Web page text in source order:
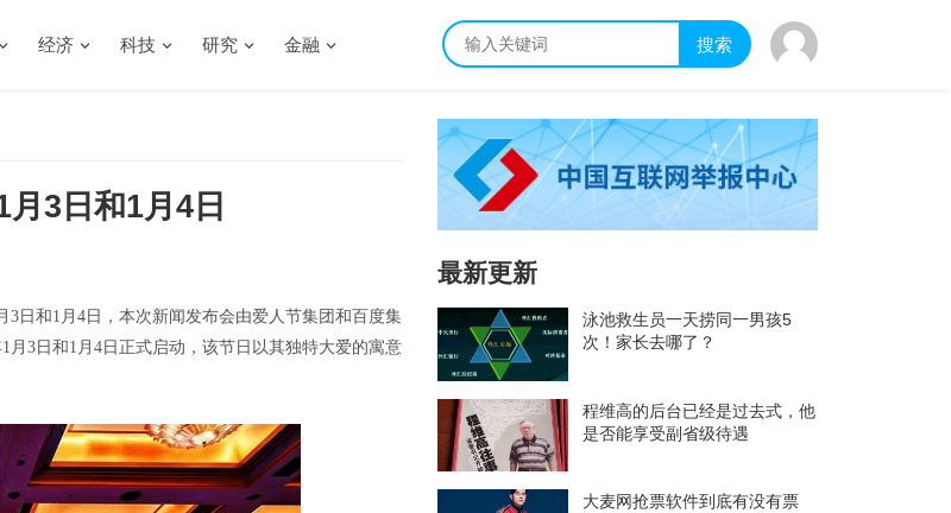
经济 科技 研究 金融 搜索
3日和1月4日
3日和1月4日，本次新闻发布会由爱人节集团和百度集
3日和1月4日正式启动，该节日以其独特大爱的寓意
最新更新
泳池救生员一天捞同一男孩5
次！家长去哪了？
程维高的后台已经是过去式，他
是否能享受副省级待遇
大麦网抢票软件到底有没有票